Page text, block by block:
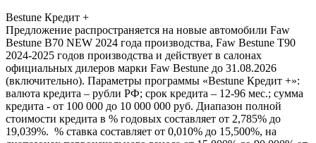
Bestune Кредит +
Предложение распространяется на новые автомобили Faw
Bestune B70 NEW 2024 года производства, Faw Bestune T90
2024-2025 годов производства и действует в салонах
официальных дилеров марки Faw Bestune до 31.08.2026
(включительно). Параметры программы «Bestune Кредит +»:
валюта кредита – рубли РФ; срок кредита – 12-96 мес.; сумма
кредита - от 100 000 до 10 000 000 руб. Диапазон полной
стоимости кредита в % годовых составляет от 2,785% до
19,039%. % ставка составляет от 0,010% до 15,500%, на